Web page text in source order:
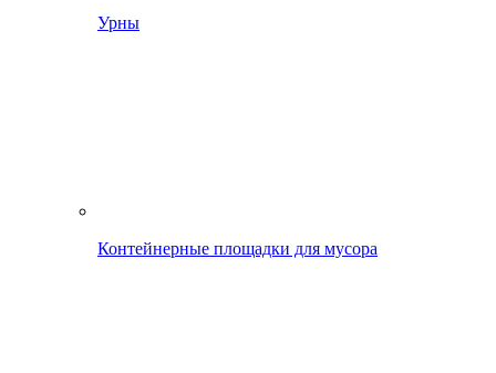
Урны
Контейнерные площадки для мусора